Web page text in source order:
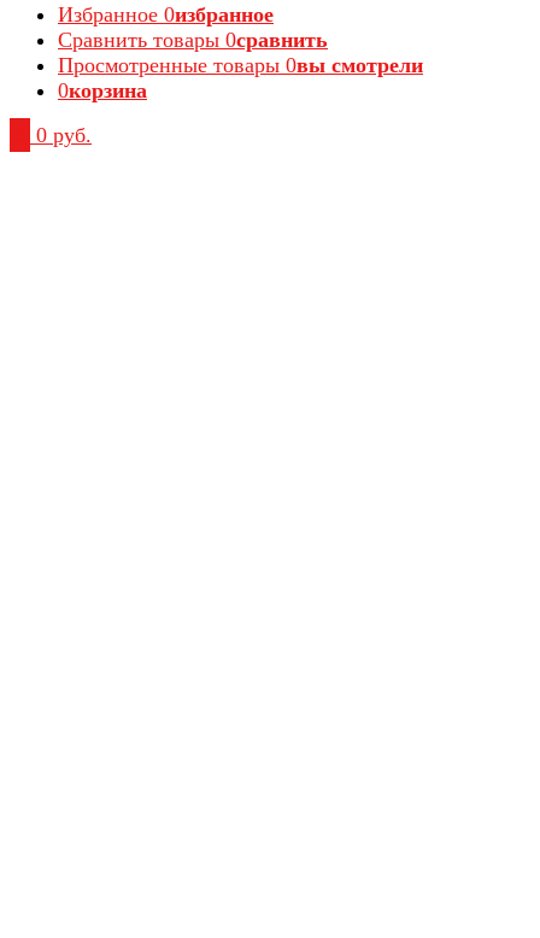
Избранное 0избранное
Сравнить товары 0сравнить
Просмотренные товары 0вы смотрели
0корзина
0 руб.